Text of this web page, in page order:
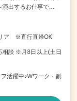
演出するお仕事で…
ア ※直行直帰OK
相談 ※月8日以上(土日
活躍中♪Wワーク・副